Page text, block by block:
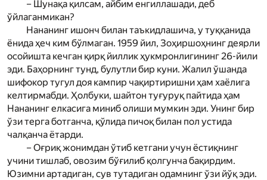
– Шунақа қилсам, айбим енгиллашади, деб
ўйлаганмикан?
Нананинг ишонч билан таъкидлашича, у туққанида
ёнида ҳеч ким бўлмаган. 1959 йил, Зоҳиршоҳнинг деярли
осойишта кечган қирқ йиллик ҳукмронлигининг 26-йили
эди. Баҳорнинг тунд, булутли бир куни. Жалил ўшанда
шифокор тугул доя кампир чақиртиришни ҳам хаёлига
келтирмабди. Ҳолбуки, шайтон туғуруқ пайтида ҳам
Нананинг елкасига миниб олиши мумкин эди. Унинг бир
ўзи терга ботганча, қўлида пичоқ билан пол устида
чалқанча ётарди.
– Оғриқ жонимдан ўтиб кетгани учун ёстиқнинг
учини тишлаб, овозим бўғилиб қолгунча бақирдим.
Юзимни артадиган, сув тутадиган одамнинг ўзи йўқ эди.